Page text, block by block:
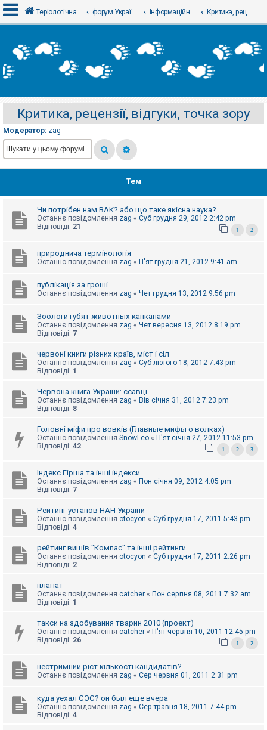
х
і
е
є
с
т
р
а
и
е
д
о
е
А
т
П
ш
о
о
Теріологічна школа форум Українського теріологічного товариства Інформаційний відділ Критика, рецензії, відгуки, точка зору
Критика, рецензії, відгуки, точка зору
Модератор: zag
Тем
Чи потрібен нам ВАК? або що таке якісна наука?
Останнє повідомлення zag « Суб грудня 29, 2012 2:42 pm
Відповіді: 21 1 2
природнича термінологія
Останнє повідомлення zag « П'ят грудня 21, 2012 9:41 am
публікація за гроші
Останнє повідомлення zag « Чет грудня 13, 2012 9:56 pm
Зоологи губят животных капканами
Останнє повідомлення zag « Чет вересня 13, 2012 8:19 pm
Відповіді: 7
червоні книги різних країв, міст і сіл
Останнє повідомлення zag « Суб лютого 18, 2012 7:43 pm
Відповіді: 1
Червона книга України: ссавці
Останнє повідомлення zag « Вів січня 31, 2012 7:23 pm
Відповіді: 8
Головні міфи про вовків (Главные мифы о волках)
Останнє повідомлення SnowLeo « П'ят січня 27, 2012 11:53 pm
Відповіді: 42 1 2 3
Індекс Гірша та інші індекси
Останнє повідомлення zag « Пон січня 09, 2012 4:05 pm
Відповіді: 7
Рейтинг установ НАН України
Останнє повідомлення otocyon « Суб грудня 17, 2011 5:43 pm
Відповіді: 4
рейтинг вишів "Компас" та інші рейтинги
Останнє повідомлення otocyon « Суб грудня 17, 2011 2:26 pm
Відповіді: 2
плагіат
Останнє повідомлення catcher « Пон серпня 08, 2011 7:32 am
Відповіді: 1
такси на здобування тварин 2010 (проект)
Останнє повідомлення catcher « П'ят червня 10, 2011 12:45 pm
Відповіді: 26 1 2
нестримний ріст кількості кандидатів?
Останнє повідомлення zag « Сер червня 01, 2011 2:31 pm
куда уехал СЭС? он был еще вчера
Останнє повідомлення zag « Сер травня 18, 2011 7:44 pm
Відповіді: 4